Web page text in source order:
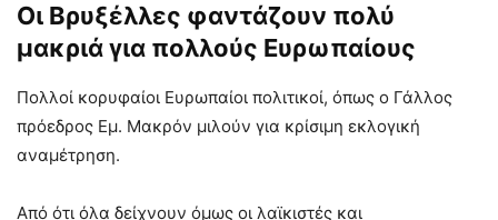
Οι Βρυξέλλες φαντάζουν πολύ
μακριά για πολλούς Ευρωπαίους
Πολλοί κορυφαίοι Ευρωπαίοι πολιτικοί, όπως ο Γάλλος
πρόεδρος Εμ. Μακρόν μιλούν για κρίσιμη εκλογική
αναμέτρηση.
Από ότι όλα δείχνουν όμως οι λαϊκιστές και